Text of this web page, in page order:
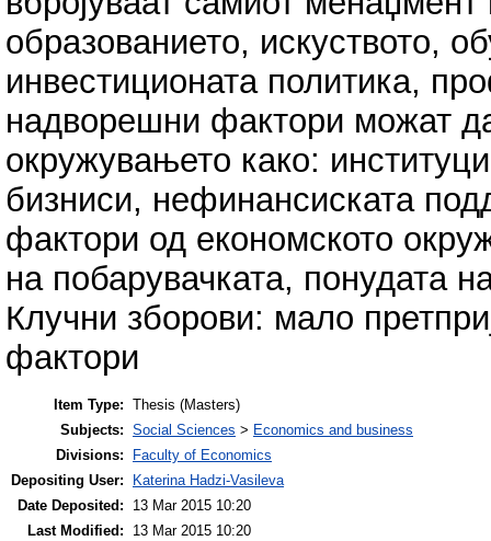
образованието, искуството,
инвестиционата политика,
надворешни фактори можат
окружувањето како:
бизниси, нефинансиската
фактори од економското
на побарувачката, понудата
Клучни зборови: мало
фактори
Item Type: Thesis (Masters)
Subjects: Social Sciences > Economics and business
Divisions:
Faculty of Economics
Depositing User:
Katerina Hadzi-Vasileva
Date Deposited:
13 Mar 2015 10:20
Last Modified:
13 Mar 2015 10:20